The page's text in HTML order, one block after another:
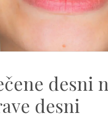
desni
desni